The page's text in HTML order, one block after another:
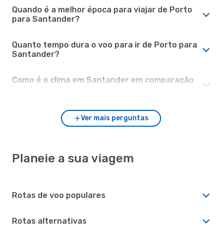
Quando é a melhor época para viajar de Porto
para Santander?
Quanto tempo dura o voo para ir de Porto para
Santander?
Como é o clima em Santander em comparação
Ver mais perguntas
Planeie a sua viagem
Rotas de voo populares
Rotas alternativas